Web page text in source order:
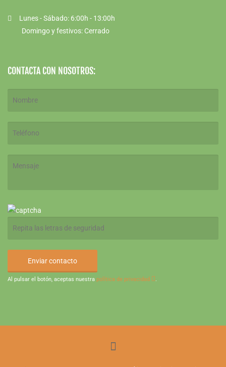
Lunes - Sábado: 6:00h - 13:00h
Domingo y festivos: Cerrado
CONTACTA CON NOSOTROS:
Al pulsar el botón, aceptas nuestra política de privacidad .